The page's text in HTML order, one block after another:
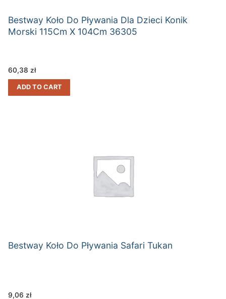
Bestway Koło Do Pływania Dla Dzieci Konik
Morski 115Cm X 104Cm 36305
60,38 zł
ADD TO CART
Bestway Koło Do Pływania Safari Tukan
9,06 zł